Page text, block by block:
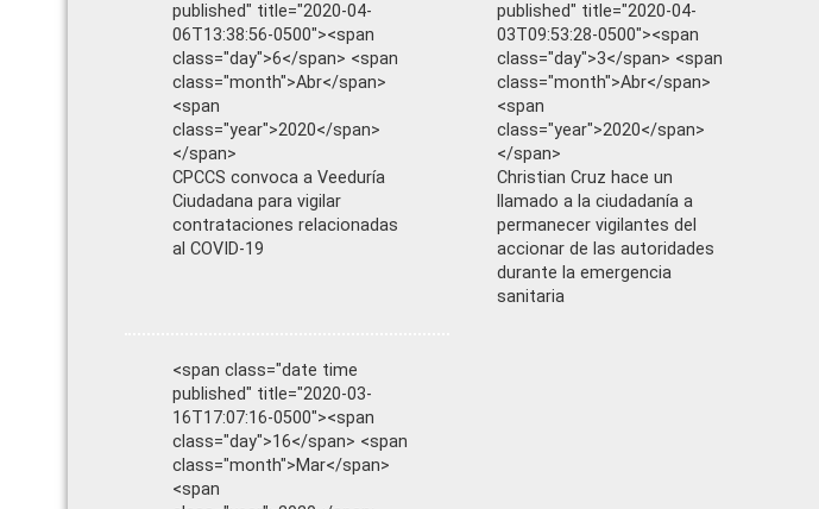
published" title="2020-04-
06T13:38:56-0500"><span
class="day">6</span> <span
class="month">Abr</span>
<span
class="year">2020</span>
</span>
CPCCS convoca a Veeduría
Ciudadana para vigilar
contrataciones relacionadas
al COVID-19
published" title="2020-04-
03T09:53:28-0500"><span
class="day">3</span> <span
class="month">Abr</span>
<span
class="year">2020</span>
</span>
Christian Cruz hace un
llamado a la ciudadanía a
permanecer vigilantes del
accionar de las autoridades
durante la emergencia
sanitaria
<span class="date time
published" title="2020-03-
16T17:07:16-0500"><span
class="day">16</span> <span
class="month">Mar</span>
<span